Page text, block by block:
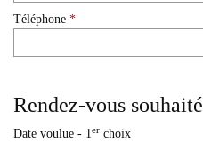
Téléphone *
Rendez-vous souhaité
Date voulue - 1er choix